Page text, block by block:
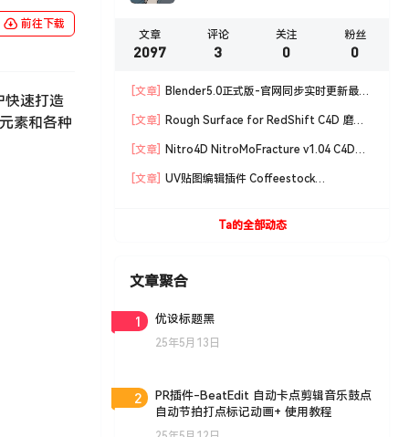
前往下载
快速打造
素和各种
文章
2097
评论
3
关注
0
粉丝
0
[文章]
Blender5.0正式版-官网同步实时更新最新
[文章]
Rough Surface for RedShift C4D 磨损
[文章]
Nitro4D NitroMoFracture v1.04 C4D插
[文章]
UV贴图编辑插件 Coffeestock
Ta的全部动态
文章聚合
1 优设标题黑
25年5月13日
2
PR插件-BeatEdit 自动卡点剪辑音乐鼓点
自动节拍打点标记动画+ 使用教程